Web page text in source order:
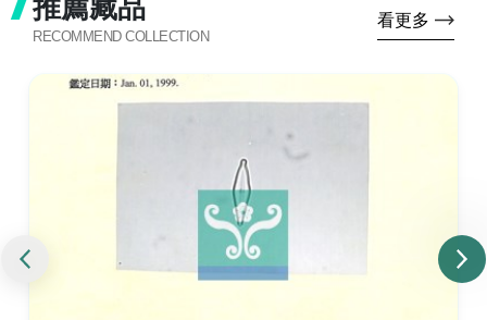
推薦藏品
RECOMMEND COLLECTION
看更多